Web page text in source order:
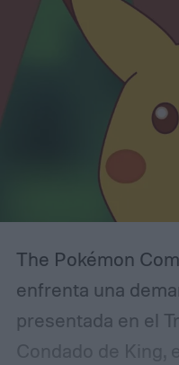
The Pokémon
enfrenta una
presentada en el
Condado de King,